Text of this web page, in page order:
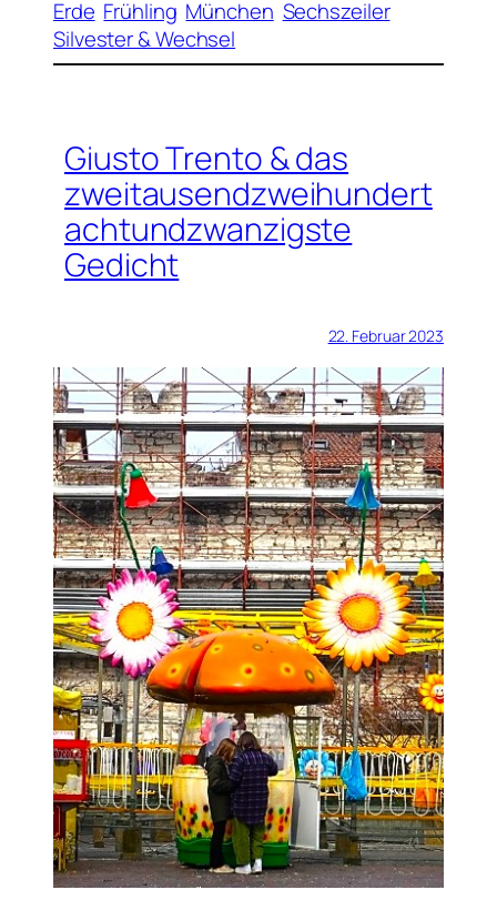
Erde Frühling München Sechszeiler
Silvester & Wechsel
Giusto Trento & das
zweitausendzweihundert
achtundzwanzigste
Gedicht
22. Februar 2023